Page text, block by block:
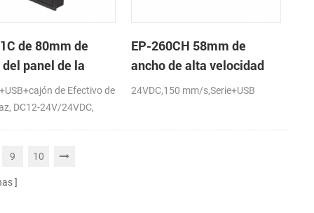
de 80mm de
panel de la
térmica por
de terminal de
de Efectivo de
DC12-24V/24VDC,
EP-260CH 58mm de
ancho de alta velocidad
mini panel de la impresora
24VDC,150 mm/s,Serie+USB
9 10